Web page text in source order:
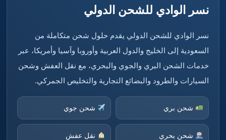
نسر الوادي للشحن الدولي
نسر الوادي للشحن الدولي يقدم حلول شحن متكاملة من
السعودية إلى الخليج والدول العربية وأوروبا وآسيا وأمريكا، عبر
خدمات الشحن البري والجوي والبحري، مع نقل العفش وشحن
السيارات والطرود والبضائع التجارية والتخليص الجمركي.
شحن بري شحن جوي
شحن بحري نقل عفش